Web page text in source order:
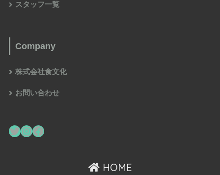
スタッフ一覧
Company
株式会社食文化
お問い合わせ
HOME